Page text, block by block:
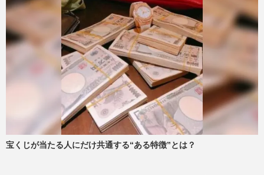
宝くじが当たる人にだけ共通する“ある特徴”とは？